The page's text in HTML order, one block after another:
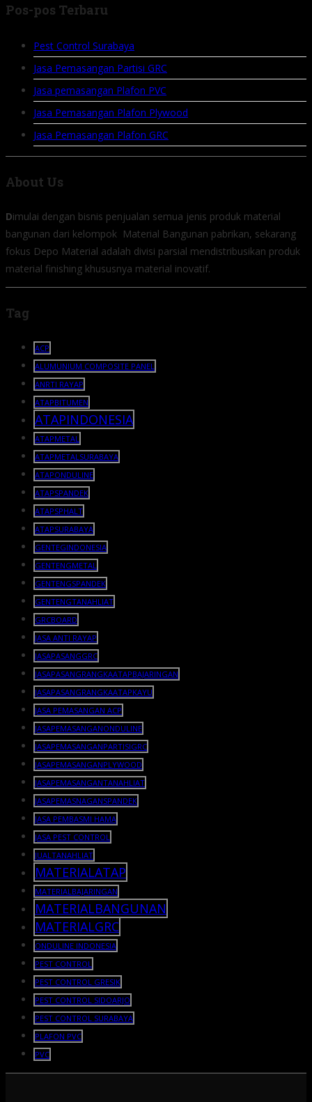
Pos-pos Terbaru
Pest Control Surabaya
Jasa Pemasangan Partisi GRC
Jasa pemasangan Plafon PVC
Jasa Pemasangan Plafon Plywood
Jasa Pemasangan Plafon GRC
About Us
Dimulai dengan bisnis penjualan semua jenis produk material
bangunan dari kelompok Material Bangunan pabrikan, sekarang
fokus Depo Material adalah divisi parsial mendistribusikan produk
material finishing khususnya material inovatif.
Tag
ACP
ALUMUNIUM COMPOSITE PANEL
ANRTI RAYAP
ATAPBITUMEN
ATAPINDONESIA
ATAPMETAL
ATAPMETALSURABAYA
ATAPONDULINE
ATAPSPANDEK
ATAPSPHALT
ATAPSURABAYA
GENTEGINDONESIA
GENTENGMETAL
GENTENGSPANDEK
GENTENGTANAHLIAT
GRCBOARD
JASA ANTI RAYAP
JASAPASANGGRC
JASAPASANGRANGKAATAPBAJARINGAN
JASAPASANGRANGKAATAPKAYU
JASA PEMASANGAN ACP
JASAPEMASANGANONDULINE
JASAPEMASANGANPARTISIGRC
JASAPEMASANGANPLYWOOD
JASAPEMASANGANTANAHLIAT
JASAPEMASNAGANSPANDEK
JASA PEMBASMI HAMA
JASA PEST CONTROL
JUALTANAHLIAT
MATERIALATAP
MATERIALBAJARINGAN
MATERIALBANGUNAN
MATERIALGRC
ONDULINE INDONESIA
PEST CONTROL
PEST CONTROL GRESIK
PEST CONTROL SIDOARJO
PEST CONTROL SURABAYA
PLAFON PVC
PVC